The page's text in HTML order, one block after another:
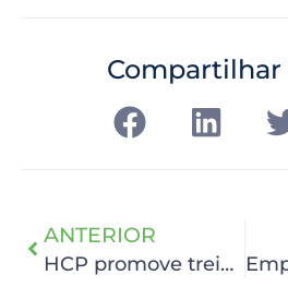
ANTERIOR
HCP promove treinamento sobre reações transfusionais para equipe multiprofissional